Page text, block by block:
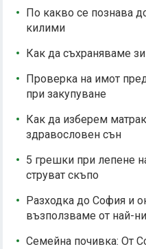
По какво се познава
килими
Как да съхраняваме
Проверка на имот
при закупуване
Как да изберем
здравословен сън
5 грешки при лепене
струват скъпо
Разходка до София и
възползваме от най-
Семейна почивка: От